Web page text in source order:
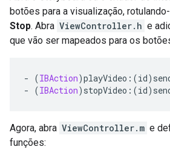
botões para a visualização,
Stop. Abra ViewController.h e
que vão ser mapeados para os
- (IBAction)playVideo :(id)
-
(IBAction) stopVideo :(id)
Agora, abra ViewController.m e
funções: